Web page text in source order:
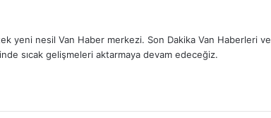
yeni nesil Van Haber merkezi. Son Dakika Van Haberleri ve
sıcak gelişmeleri aktarmaya devam edeceğiz.